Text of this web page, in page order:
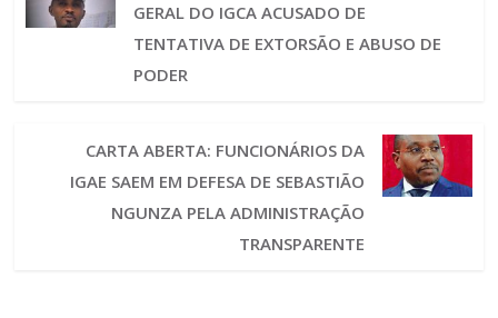
GERAL DO IGCA ACUSADO DE
TENTATIVA DE EXTORSÃO E ABUSO DE
PODER
CARTA ABERTA: FUNCIONÁRIOS DA
IGAE SAEM EM DEFESA DE SEBASTIÃO
NGUNZA PELA ADMINISTRAÇÃO
TRANSPARENTE